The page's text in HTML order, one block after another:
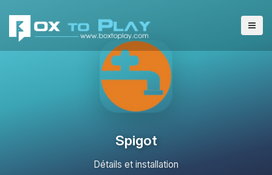
Spigot
Détails et installation